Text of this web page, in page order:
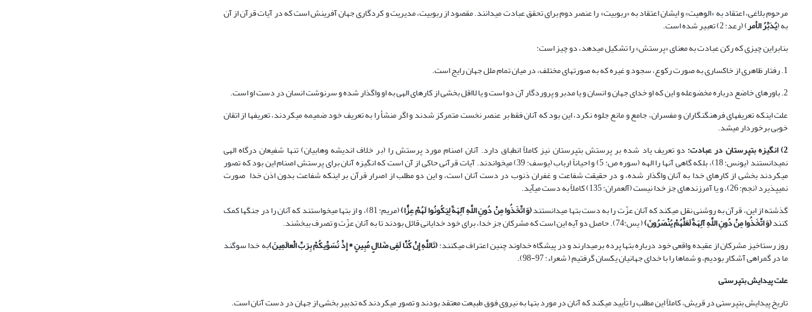
مرحوم بلاغی، اعتقاد به «الوهیت» و ایشان اعتقاد به «ربوبیت» را عنصر دوم برای تحقق عبادت می‏دانند. مقصود از ربوبیت، مدیریت و کردگاری جهان آفرینش است که در آیات قرآن از آن
به (یُدَبِّرُ الأمر) (رعد: 2) تعبیر شده است.
بنابراین چیزی که رکن عبادت به معنای «پرستش» را تشکیل می‏دهد، دو چیز است:
1. رفتار ظاهری از خاکساری به صورت رکوع، سجود و غیره که به صورت‏های مختلف، در میان تمام ملل جهان رایج است.
2. باورهای خاضع درباره مخضوع‏له و این که او خدای جهان و انسان و یا مدبر و پروردگار آن دو است و یا لااقل بخشی از کارهای الهی به او واگذار شده و سرنوشت انسان در دست او است.
علت اینکه تعریف‏های فرهنگ‏نگاران و مفسران، جامع و مانع جلوه نکرد، این بود که آنان فقط بر عنصر نخست متمرکز شدند و اگر منشأ را به تعریف خود ضمیمه می‏کردند، تعریف‏ها از اتقان
خوبی برخوردار می‏شد.
2) انگیزه بت‏پرستان در عبادت:
دو تعریف یاد شده بر پرستش بت‏پرستان نیز کاملاً انطباق دارد. آنان اصنام مورد پرستش را (بر خلاف اندیشه وهابیان) تنها شفیعان درگاه الهی
نمی‏دانستند (یونس: 18)، بلکه گاهی آنها را الهه (سوره ص: 5) و احیاناً ارباب (یوسف: 39) می‏خواندند. آیات قرآنی حاکی از آن است که انگیزه آنان برای پرستش اصنام این بود که تصور
می‏کردند بخشی از کارهای خدا به آنان واگذار شده، و در حقیقت شفاعت و غفران ذنوب در دست آنان است، و این دو مطلب از اصرار قرآن بر اینکه شفاعت بدون اذن خدا صورت
نمی‏پذیرد (نجم: 26)، و یا آمرزنده‏ای جز خدا نیست (آل‏عمران: 135) کاملاً به دست می‏آید.
گذشته از این، قرآن به روشنی نقل می‏کند که آنان عزّت را به دست بتها می‏دانستند(وَ اتَّخَذُوا مِنْ دُونِ اللَّهِ آلِهَةً لِیَکُونُوا لَهُمْ عِزًّا) (مریم: 81)، و از بت‏ها می‏خواستند که آنان را در جنگ‏ها کمک
کنند(وَ اتَّخَذُوا مِنْ دُونِ اللَّهِ آلِهَةً لَعَلَّهُمْ یُنْصَرُونَ)( یس:74). حاصل دو آیه این است که مشرکان جز خدا، برای خود خدایانی قائل بودند تا به آنان عزّت و تصرف ببخشند.
روز رستاخیز مشرکان از عقیده واقعی خود درباره بت‏ها پرده برمی‏دارند و در پیشگاه خداوند چنین اعتراف می‏کنند:(تَاللَّهِ إِنْ کُنَّا لَفِی ضَلالٍ مُبِینٍ * إِذْ نُسَوِّیکُمْ بِرَبِّ الْعالَمِینَ)به خدا سوگند
ما در گمراهی آشکار بودیم، و شماها را با خدای جهانیان یکسان گرفتیم ( شعراء: 97-98).
علت پیدایش بت‏پرستی
تاریخ پیدایش بت‏پرستی در قریش، کاملاً این مطلب را تأیید می‏کند که آنان در مورد بت‏ها به نیروی فوق‏ طبیعت معتقد بودند و تصور می‏کردند که تدبیر بخشی از جهان در دست آنان است.